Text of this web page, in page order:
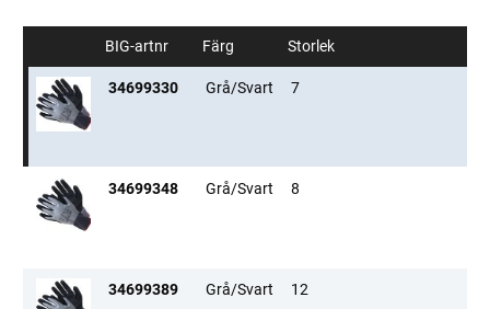
BIG-artnr Färg Storlek
34699330 Grå/Svart 7
34699348 Grå/Svart 8
34699389 Grå/Svart 12